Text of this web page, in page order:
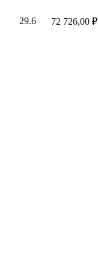
29.6 72 726,00 ₽